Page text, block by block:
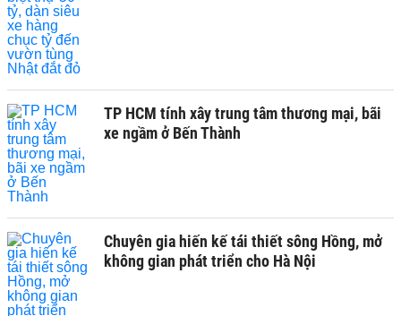
TP HCM tính xây trung tâm thương mại, bãi
xe ngầm ở Bến Thành
Chuyên gia hiến kế tái thiết sông Hồng, mở
không gian phát triển cho Hà Nội